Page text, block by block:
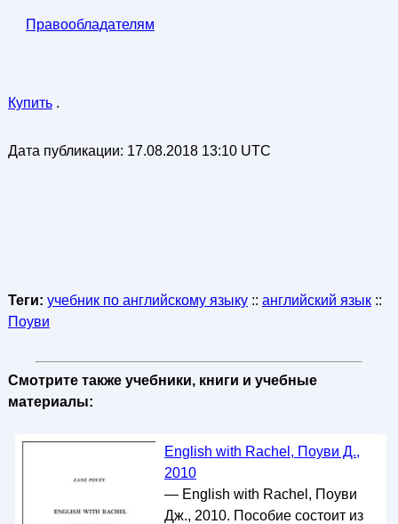
Правообладателям
Купить.
Дата публикации: 17.08.2018 13:10 UTC
Теги: учебник по английскому языку:: английский язык::
Поуви
Смотрите также учебники, книги и учебные
материалы:
English with Rachel, Поуви Д.,
2010
— English with Rachel, Поуви
Дж., 2010. Пособие состоит из